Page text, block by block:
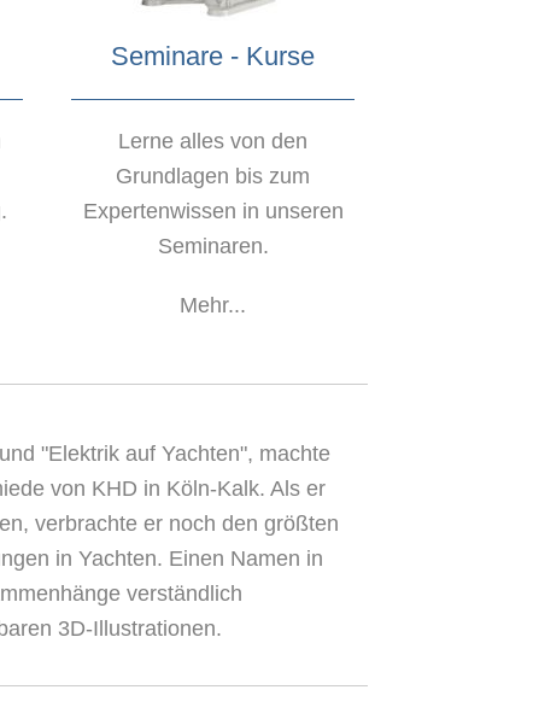
Seminare - Kurse
Lerne alles von den
Grundlagen bis zum
Expertenwissen in unseren
Seminaren.
Mehr...
"Elektrik auf Yachten", machte
von KHD in Köln-Kalk. Als er
verbrachte er noch den größten
in Yachten. Einen Namen in
verständlich
3D-Illustrationen.